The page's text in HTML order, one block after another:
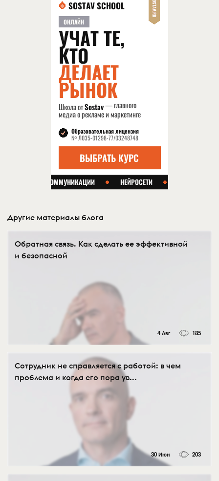
Другие материалы блога
Обратная связь. Как сделать ее эффективной
и безопасной
4 Авг 185
Сотрудник не справляется с работой: в чем
проблема и когда его пора ув...
30 Июн 203